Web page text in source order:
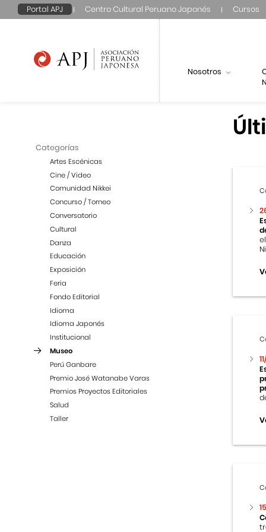
Portal APJ Centro Cultural Peruano Japonés Cursos
Nosotros
Categorías
Artes Escénicas
Cine / Video
Comunidad Nikkei
Concurso / Torneo
Conversatorio
Cultural
Danza
Educación
Exposición
Feria
Fondo Editorial
Idioma
Idioma Japonés
Institucional
Museo
Perú Ganbare
Premio José Watanabe Varas
Premios Proyectos Editoriales
Salud
Taller